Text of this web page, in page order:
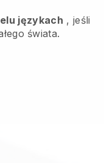
językach , jeśli
świata.